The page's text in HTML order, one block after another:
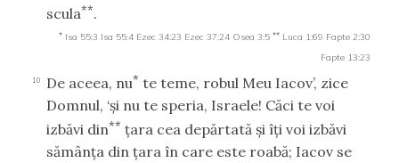
scula**.
* Isa 55:3 Isa 55:4 Ezec 34:23 Ezec 37:24 Osea 3:5 ** Luca 1:69 Fapte 2:30
Fapte 13:23
10 De aceea, nu* te teme, robul Meu Iacov’, zice
Domnul, ‘şi nu te speria, Israele! Căci te voi
izbăvi din** ţara cea depărtată şi îţi voi izbăvi
sămânţa din ţara în care este roabă; Iacov se